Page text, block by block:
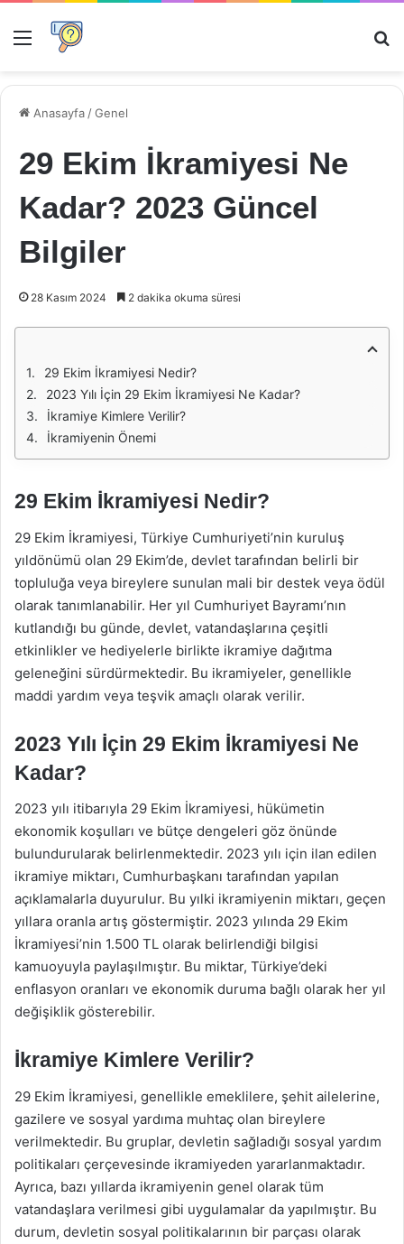
Menü
Anasayfa /Genel
29 Ekim İkramiyesi Ne
Kadar? 2023 Güncel
Bilgiler
28 Kasım 2024 2 dakika okuma süresi
29 Ekim İkramiyesi Nedir?
2023 Yılı İçin 29 Ekim İkramiyesi Ne Kadar?
İkramiye Kimlere Verilir?
İkramiyenin Önemi
29 Ekim İkramiyesi Nedir?
29 Ekim İkramiyesi, Türkiye Cumhuriyeti’nin kuruluş
yıldönümü olan 29 Ekim’de, devlet tarafından belirli bir
topluluğa veya bireylere sunulan mali bir destek veya ödül
olarak tanımlanabilir. Her yıl Cumhuriyet Bayramı’nın
kutlandığı bu günde, devlet, vatandaşlarına çeşitli
etkinlikler ve hediyelerle birlikte ikramiye dağıtma
geleneğini sürdürmektedir. Bu ikramiyeler, genellikle
maddi yardım veya teşvik amaçlı olarak verilir.
2023 Yılı İçin 29 Ekim İkramiyesi Ne
Kadar?
2023 yılı itibarıyla 29 Ekim İkramiyesi, hükümetin
ekonomik koşulları ve bütçe dengeleri göz önünde
bulundurularak belirlenmektedir. 2023 yılı için ilan edilen
ikramiye miktarı, Cumhurbaşkanı tarafından yapılan
açıklamalarla duyurulur. Bu yılki ikramiyenin miktarı, geçen
yıllara oranla artış göstermiştir. 2023 yılında 29 Ekim
İkramiyesi’nin 1.500 TL olarak belirlendiği bilgisi
kamuoyuyla paylaşılmıştır. Bu miktar, Türkiye’deki
enflasyon oranları ve ekonomik duruma bağlı olarak her yıl
değişiklik gösterebilir.
İkramiye Kimlere Verilir?
29 Ekim İkramiyesi, genellikle emeklilere, şehit ailelerine,
gazilere ve sosyal yardıma muhtaç olan bireylere
verilmektedir. Bu gruplar, devletin sağladığı sosyal yardım
politikaları çerçevesinde ikramiyeden yararlanmaktadır.
Ayrıca, bazı yıllarda ikramiyenin genel olarak tüm
vatandaşlara verilmesi gibi uygulamalar da yapılmıştır. Bu
durum, devletin sosyal politikalarının bir parçası olarak